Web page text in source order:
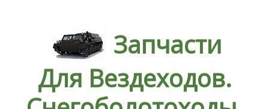
Запчасти
Для Вездеходов.